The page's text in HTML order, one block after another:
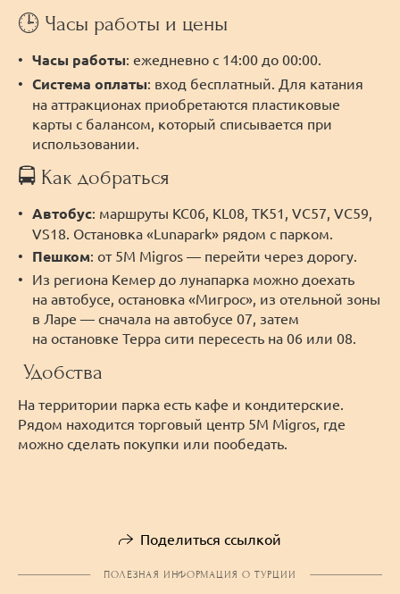
🕒 Часы работы и цены
Часы работы: ежедневно с 14:00 до 00:00.
Система оплаты: вход бесплатный. Для катания
на аттракционах приобретаются пластиковые
карты с балансом, который списывается при
использовании.
🚍 Как добраться
Автобус: маршруты KC06, KL08, TK51, VC57, VC59,
VS18. Остановка «Lunapark» рядом с парком.
Пешком: от 5M Migros — перейти через дорогу.
Из региона Кемер до лунапарка можно доехать
на автобусе, остановка «Мигрос», из отельной зоны
в Ларе — сначала на автобусе 07, затем
на остановке Терра сити пересесть на 06 или 08.
Удобства
На территории парка есть кафе и кондитерские.
Рядом находится торговый центр 5M Migros, где
можно сделать покупки или пообедать.
Поделиться ссылкой
ПОЛЕЗНАЯ ИНФОРМАЦИЯ О ТУРЦИИ